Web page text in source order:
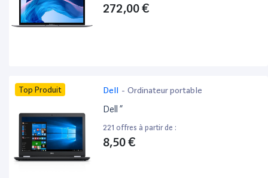
272,00 €
Top Produit Dell - Ordinateur portable
Dell ”
221 offres à partir de :
8,50 €